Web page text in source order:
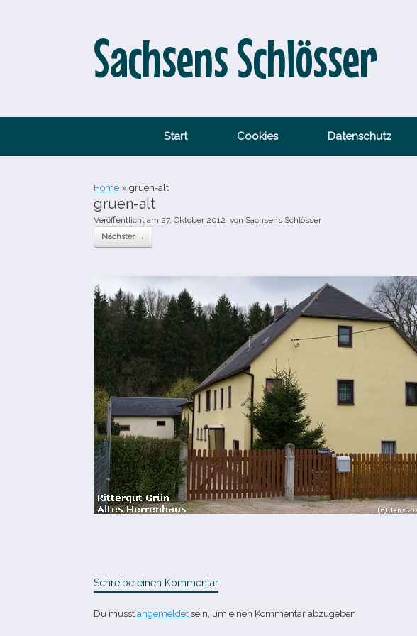
Sachsens Schlösser
Start Cookies Datenschutz
Home » gruen-​alt
gruen-​alt
Veröffentlicht am 27. Oktober 2012 von Sachsens Schlösser
Nächster →
Schreibe einen Kommentar
Du musst angemeldet sein, um einen Kommentar abzugeben.